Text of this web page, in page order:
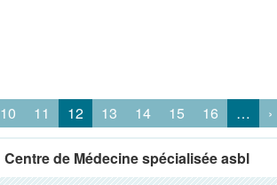
10 11 12 13 14 15 16 … ›
Centre de Médecine spécialisée asbl